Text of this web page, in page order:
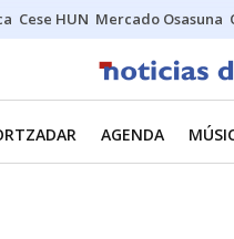
Cese HUN Mercado Osasuna
AGENDA